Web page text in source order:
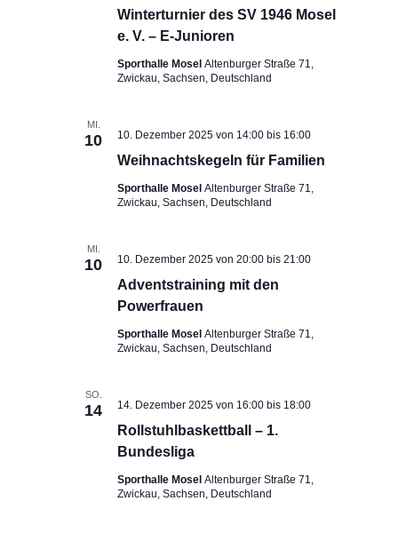
Winterturnier des SV 1946 Mosel
e. V. – E-Junioren
Sporthalle MoselAltenburger Straße 71,
Zwickau, Sachsen, Deutschland
MI.
10
Weihnachtskegeln für Familien
10. Dezember 2025 von 14:00bis 16:00
Sporthalle MoselAltenburger Straße 71,
Zwickau, Sachsen, Deutschland
MI.
10
Adventstraining mit den
Powerfrauen
10. Dezember 2025 von 20:00bis21:00
Sporthalle MoselAltenburger Straße 71,
Zwickau, Sachsen, Deutschland
SO.
14
Rollstuhlbaskettball – 1.
Bundesliga
14. Dezember 2025 von 16:00bis 18:00
Sporthalle MoselAltenburger Straße 71,
Zwickau, Sachsen, Deutschland